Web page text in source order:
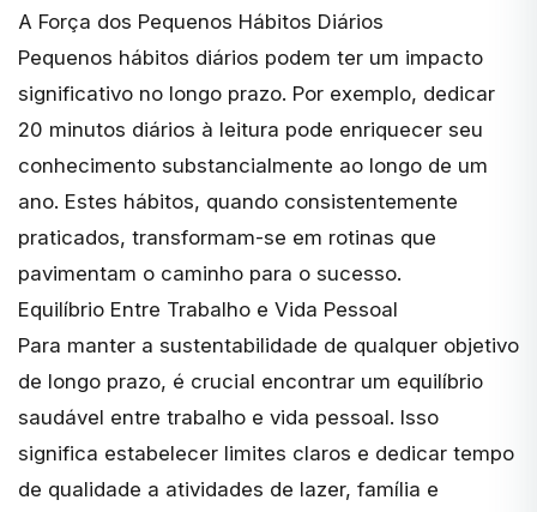
A Força dos Pequenos Hábitos Diários
Pequenos hábitos diários podem ter um impacto
significativo no longo prazo. Por exemplo, dedicar
20 minutos diários à leitura pode enriquecer seu
conhecimento substancialmente ao longo de um
ano. Estes hábitos, quando consistentemente
praticados, transformam-se em rotinas que
pavimentam o caminho para o sucesso.
Equilíbrio Entre Trabalho e Vida Pessoal
Para manter a sustentabilidade de qualquer objetivo
de longo prazo, é crucial encontrar um equilíbrio
saudável entre trabalho e vida pessoal. Isso
significa estabelecer limites claros e dedicar tempo
de qualidade a atividades de lazer, família e